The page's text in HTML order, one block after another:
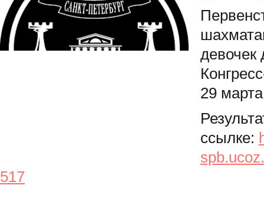
девочек
29
ссылке:
517